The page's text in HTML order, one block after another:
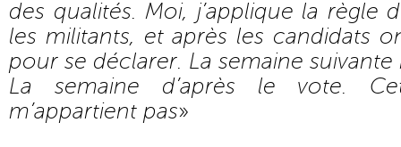
des qualités. Moi, j’applique la règle
les militants, et après les candidats
pour se déclarer. La semaine
La semaine d’après le vote.
m’appartient pas»